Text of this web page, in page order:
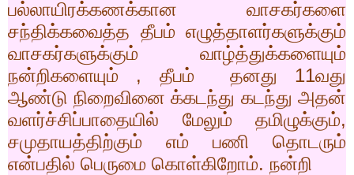
பல்லாயிரக்கணக்கான வாசகர்களை
சந்திக்கவைத்த தீபம் எழுத்தாளர்களுக்கும்
வாசகர்களுக்கும் வாழ்த்துக்களையும்
நன்றிகளையும் , தீபம் தனது 11வது
ஆண்டு நிறைவினை க்கடந்து கடந்து அதன்
வளர்ச்சிப்பாதையில் மேலும் தமிழுக்கும்,
சமுதாயத்திற்கும் எம் பணி தொடரும்
என்பதில் பெருமை கொள்கிறோம். நன்றி